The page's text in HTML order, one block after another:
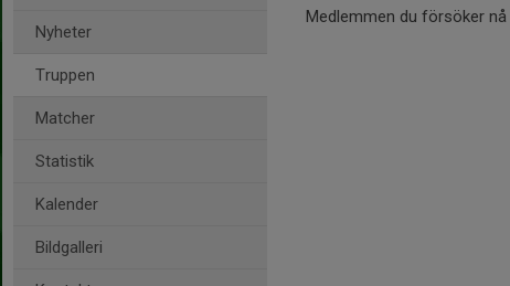
Nyheter
Truppen
Matcher
Statistik
Kalender
Bildgalleri
Medlemmen du försöker